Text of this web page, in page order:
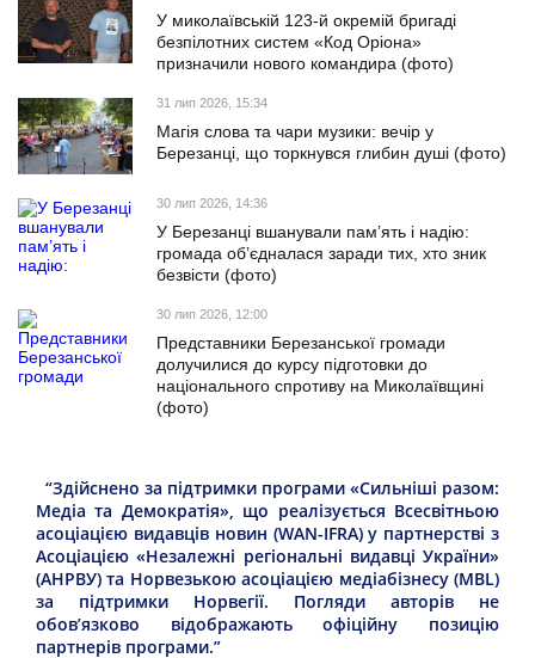
У миколаївській 123-й окремій бригаді
безпілотних систем «Код Оріона»
призначили нового командира (фото)
31 лип 2026, 15:34
Магія слова та чари музики: вечір у
Березанці, що торкнувся глибин душі (фото)
30 лип 2026, 14:36
У Березанці вшанували пам’ять і надію:
громада об’єдналася заради тих, хто зник
безвісти (фото)
30 лип 2026, 12:00
Представники Березанської громади
долучилися до курсу підготовки до
національного спротиву на Миколаївщині
(фото)
“Здійснено за підтримки програми «Сильніші разом:
Медіа та Демократія», що реалізується Всесвітньою
асоціацією видавців новин (WAN-IFRA) у партнерстві з
Асоціацією «Незалежні регіональні видавці України»
(АНРВУ) та Норвезькою асоціацією медіабізнесу (MBL)
за підтримки Норвегії. Погляди авторів не
обов’язково відображають офіційну позицію
партнерів програми.”